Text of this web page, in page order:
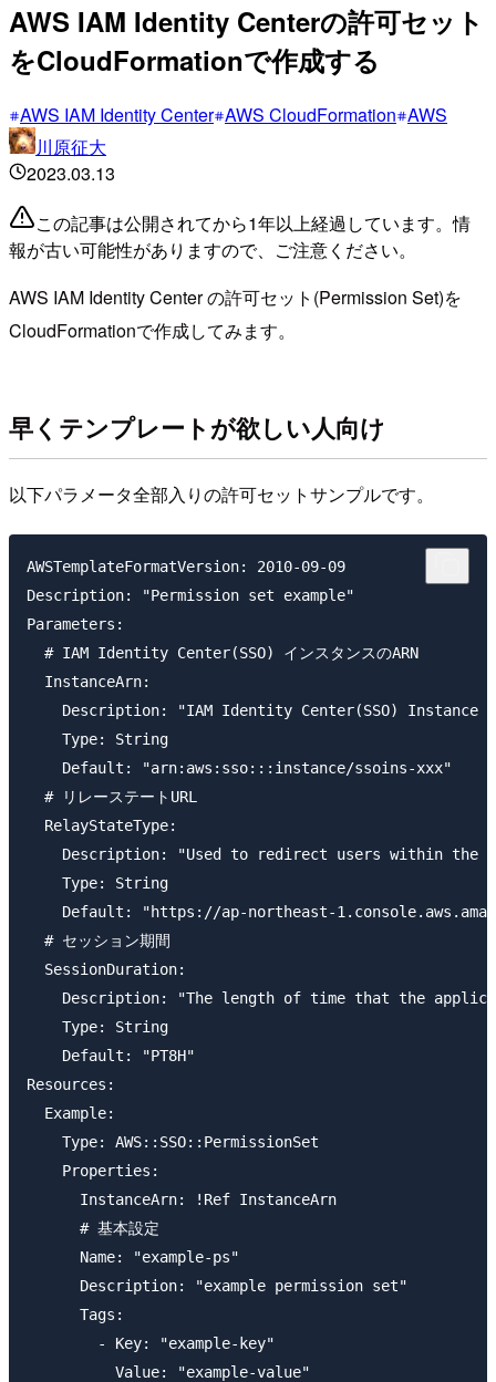
AWS IAM Identity Centerの許可セット
をCloudFormationで作成する
AWS IAM Identity Center AWS CloudFormation AWS
川原征大
2023.03.13
この記事は公開されてから1年以上経過しています。情
報が古い可能性がありますので、ご注意ください。
AWS IAM Identity Center の許可セット(Permission Set)を
CloudFormationで作成してみます。
早くテンプレートが欲しい人向け
以下パラメータ全部入りの許可セットサンプルです。
AWSTemplateFormatVersion: 2010-09-09
Description: "Permission set example"
Parameters:
  # IAM Identity Center(SSO) インスタンスのARN
  InstanceArn:
Description: "IAM Identity Center(SSO) Instance
    Type: String
    Default: "arn:aws:sso:::instance/ssoins-xxx"
  # リレーステートURL
  RelayStateType:
Description: "Used to redirect users within the
    Type: String
Default: "https://ap-northeast-
  # セッション期間
  SessionDuration:
Description: "The length of time that the
    Type: String
    Default: "PT8H"
Resources:
  Example:
    Type: AWS::SSO::PermissionSet
    Properties:
      InstanceArn: !Ref InstanceArn
      # 基本設定
      Name: "example-ps"
      Description: "example permission set"
      Tags:
        - Key: "example-key"
          Value: "example-value"